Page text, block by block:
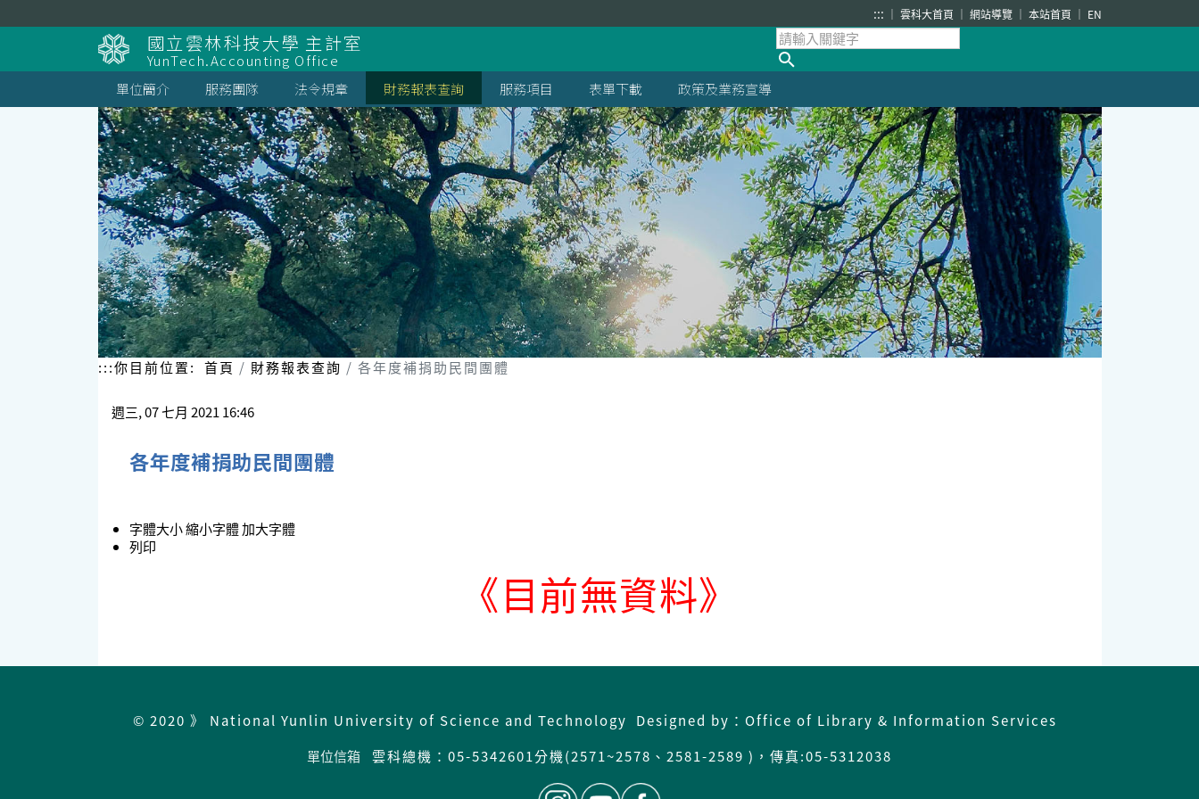
到
主
要
內
容
區
塊
::: 雲科大首頁 網站導覽 本站首頁 EN
國立雲林科技大學 主計室
YunTech.Accounting Office
單位簡介
服務團隊 法令規章 財務報表查詢 服務項目 表單下載 政策及業務宣導
:::你目前位置: 首頁 財務報表查詢 各年度補捐助民間團體
週三, 07 七月 2021 16:46
各年度補捐助民間團體
字體大小縮小字體加大字體
列印
《目前無資料》
© 2020 》 National Yunlin University of Science and Technology Designed by：Office of Library & Information Services
單位信箱
雲科總機：05-5342601分機(2571~2578、2581-2589 )，傳真:05-5312038